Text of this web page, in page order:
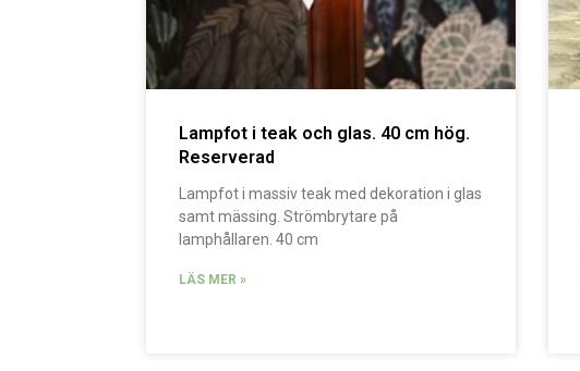
Lampfot i teak och glas. 40 cm hög.
Reserverad
Lampfot i massiv teak med dekoration i glas
samt mässing. Strömbrytare på
lamphållaren. 40 cm
LÄS MER »